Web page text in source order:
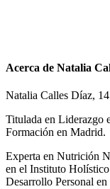
Acerca de Natalia
Natalia Calles Díaz,
Titulada en Liderazgo
Formación en Madrid.
Experta en Nutrición
en el Instituto
Desarrollo Personal